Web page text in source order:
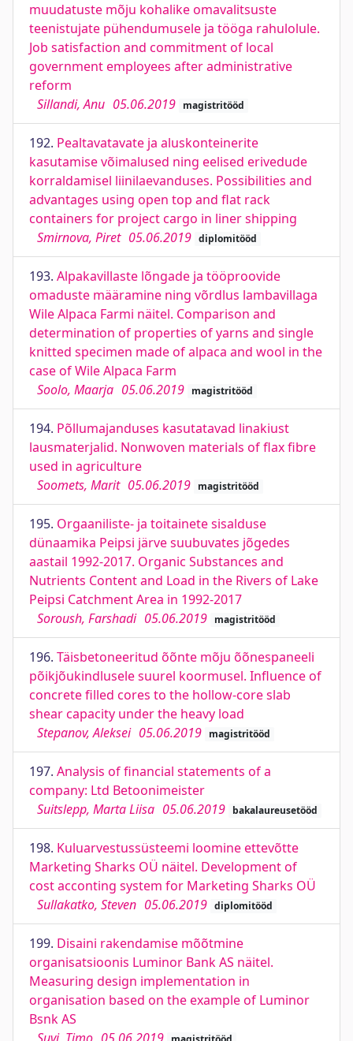
muudatuste mõju kohalike omavalitsuste
teenistujate pühendumusele ja tööga rahulolule.
Job satisfaction and commitment of local
government employees after administrative
reform
Sillandi, Anu 05.06.2019 magistritööd
192. Pealtavatavate ja aluskonteinerite
kasutamise võimalused ning eelised erivedude
korraldamisel liinilaevanduses. Possibilities and
advantages using open top and flat rack
containers for project cargo in liner shipping
Smirnova, Piret 05.06.2019 diplomitööd
193. Alpakavillaste lõngade ja tööproovide
omaduste määramine ning võrdlus lambavillaga
Wile Alpaca Farmi näitel. Comparison and
determination of properties of yarns and single
knitted specimen made of alpaca and wool in the
case of Wile Alpaca Farm
Soolo, Maarja 05.06.2019 magistritööd
194. Põllumajanduses kasutatavad linakiust
lausmaterjalid. Nonwoven materials of flax fibre
used in agriculture
Soomets, Marit 05.06.2019 magistritööd
195. Orgaaniliste- ja toitainete sisalduse
dünaamika Peipsi järve suubuvates jõgedes
aastail 1992-2017. Organic Substances and
Nutrients Content and Load in the Rivers of Lake
Peipsi Catchment Area in 1992-2017
Soroush, Farshadi 05.06.2019 magistritööd
196. Täisbetoneeritud õõnte mõju õõnespaneeli
põikjõukindlusele suurel koormusel. Influence of
concrete filled cores to the hollow-core slab
shear capacity under the heavy load
Stepanov, Aleksei 05.06.2019 magistritööd
197. Analysis of financial statements of a
company: Ltd Betoonimeister
Suitslepp, Marta Liisa 05.06.2019 bakalaureusetööd
198. Kuluarvestussüsteemi loomine ettevõtte
Marketing Sharks OÜ näitel. Development of
cost acconting system for Marketing Sharks OÜ
Sullakatko, Steven 05.06.2019 diplomitööd
199. Disaini rakendamise mõõtmine
organisatsioonis Luminor Bank AS näitel.
Measuring design implementation in
organisation based on the example of Luminor
Bsnk AS